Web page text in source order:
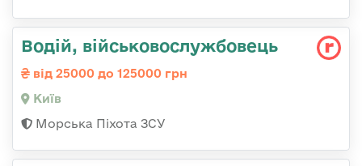
Водій, військовослужбовець
від 25000 до 125000 грн
Київ
Морська Піхота ЗСУ